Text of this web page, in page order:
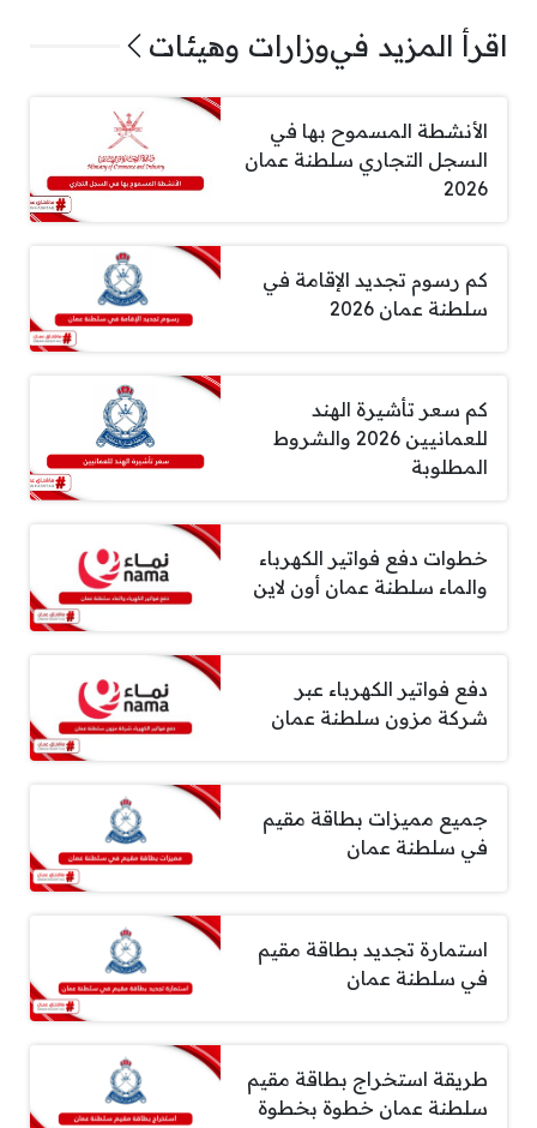
اقرأ المزيد فيوزارات وهيئات
الأنشطة المسموح بها في
السجل التجاري سلطنة عمان
2026
كم رسوم تجديد الإقامة في
سلطنة عمان 2026
كم سعر تأشيرة الهند
للعمانيين 2026 والشروط
المطلوبة
خطوات دفع فواتير الكهرباء
والماء سلطنة عمان أون لاين
دفع فواتير الكهرباء عبر
شركة مزون سلطنة عمان
جميع مميزات بطاقة مقيم
في سلطنة عمان
استمارة تجديد بطاقة مقيم
في سلطنة عمان
طريقة استخراج بطاقة مقيم
سلطنة عمان خطوة بخطوة